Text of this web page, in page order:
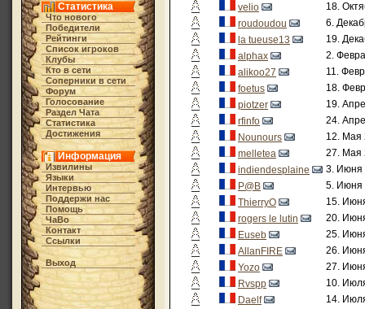
Статистика
Что нового
Победители
Рейтинги
Список игроков
Клубы
Кто в cети
Соперники в сети
Форум
Голосование
Раздел Чата
Статистика
Достижения
Информация
Извилины
Языки
Интервью
Поддержи нас
Помощь
ЧаВо
Контакт
Ссылки
Выход
velio
18.
roudoudou
6.
la tueuse13
19.
alphax
2.
alikoo27
11.
foetus
18.
piotzer
19.
rfinfo
24.
Nounours
12. Мая
melletea
27. Мая
indiendesplaine
3. Июня
P@B
5. Июня
ThierryO
15.
rogers le lutin
20.
Euseb
25.
AllanFIRE
26.
Yozo
27.
Rvspp
10.
Daelf
14.